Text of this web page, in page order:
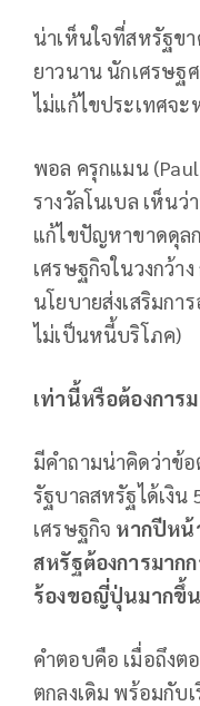
น่าเห็นใจที่สหรัฐข
ยาวนาน นักเศรษฐ
ไม่แก้ไขประเทศจะ
พอล ครุกแมน
รางวัลโนเบล เห็น
แก้ไขปัญหาขาดดุล
เศรษฐกิจในวงกว้า
นโยบายส่งเสริมกา
ไม่เป็นหนี้บริโภค)
เท่านี้หรือต้องการ
มีคำถามน่าคิดว่าข้
รัฐบาลสหรัฐได้เงิน
เศรษฐกิจ หากปีหน้
สหรัฐต้องการมาก
ร้องขอญี่ปุ่นมากขึ้
คำตอบคือ เมื่อถึง
ตกลงเดิม พร้อมกับ